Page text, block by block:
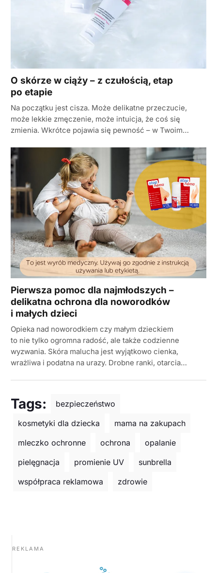
O skórze w ciąży – z czułością, etap
po etapie
Na początku jest cisza. Może delikatne przeczucie,
może lekkie zmęczenie, może intuicja, że coś się
zmienia. Wkrótce pojawia się pewność – w Twoim…
Pierwsza pomoc dla najmłodszych –
delikatna ochrona dla noworodków
i małych dzieci
Opieka nad noworodkiem czy małym dzieckiem
to nie tylko ogromna radość, ale także codzienne
wyzwania. Skóra malucha jest wyjątkowo cienka,
wrażliwa i podatna na urazy. Drobne ranki, otarcia…
Tags:
bezpieczeństwo
kosmetyki dla dziecka
mama na zakupach
mleczko ochronne
ochrona
opalanie
pielęgnacja
promienie UV
sunbrella
współpraca reklamowa
zdrowie
REKLAMA